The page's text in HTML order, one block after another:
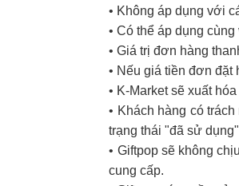
• Không áp dụng với
• Có thể áp dụng
• Giá trị đơn hàng
• Nếu giá tiền đơn đặt
• K-Market sẽ xuất
• Khách hàng có
trạng thái "đã sử
• Giftpop sẽ không
cung cấp.